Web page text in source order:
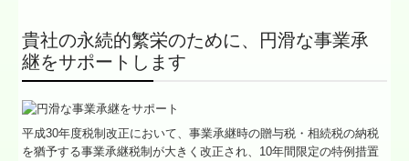
貴社の永続的繁栄のために、円滑な事業承
継をサポートします
平成30年度税制改正において、事業承継時の贈与税・相続税の納税
を猶予する事業承継税制が大きく改正され、10年間限定の特例措置